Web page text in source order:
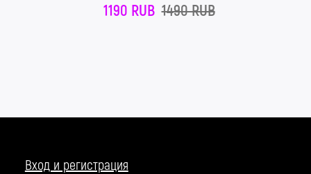
1190 RUB 1490 RUB
Вход и регистрация